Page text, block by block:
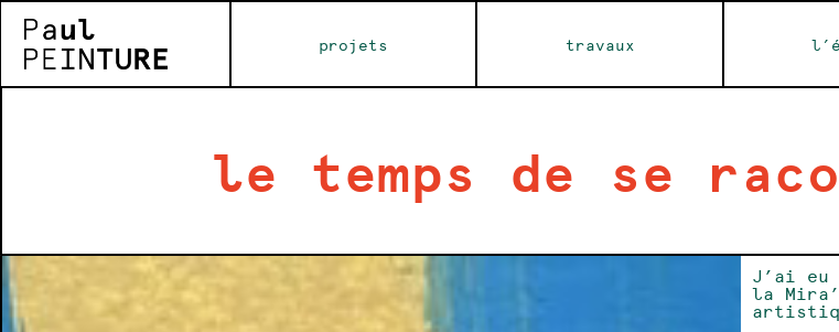
projets travaux
le temps de se
J’ai eu
la